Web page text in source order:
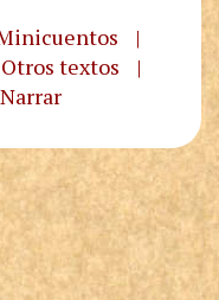
|
Otros textos
|